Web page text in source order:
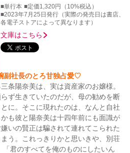
■単行本 ■定価1,320円（10%税込）
■2023年7月25日発行（実際の発売日は書店、
各電子ストアによって異なります）
文庫はこちら
副社長のとろ甘独占愛♡
条陽奈美は、実は資産家のお嬢様。
ず生きていたのだが、母の勧めを断
に。そこに現れたのは、なんと自社
も彼と陽奈美は十四年前にも面識が
いの賢正は騙されて連れてこられた
う。これっきりかと思いきや、別荘
君のすべてを俺のものにしたいん